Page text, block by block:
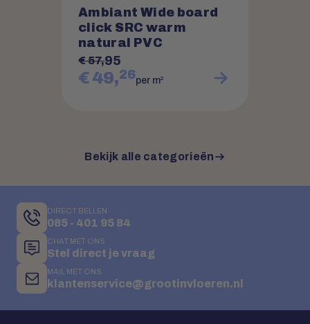
Ambiant Wide board
click SRC warm
natural PVC
€ 57,95
€ 49,26per m2
Bekijk alle categorieën
DIRECT BELLEN
085 - 401 95 84
CHAT MET ONS
Stel direct je vraag
MAIL MET ONS
klantenservice@grootinvloeren.nl